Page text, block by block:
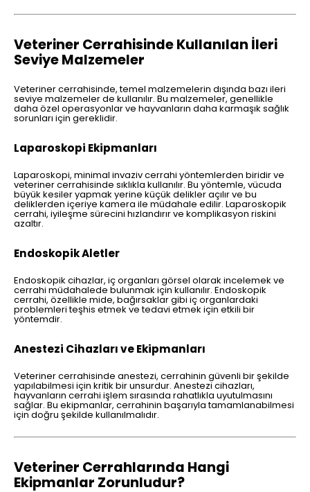
Veteriner Cerrahisinde Kullanılan İleri
Seviye Malzemeler
Veteriner cerrahisinde, temel malzemelerin dışında bazı ileri
seviye malzemeler de kullanılır. Bu malzemeler, genellikle
daha özel operasyonlar ve hayvanların daha karmaşık sağlık
sorunları için gereklidir.
Laparoskopi Ekipmanları
Laparoskopi, minimal invaziv cerrahi yöntemlerden biridir ve
veteriner cerrahisinde sıklıkla kullanılır. Bu yöntemle, vücuda
büyük kesiler yapmak yerine küçük delikler açılır ve bu
deliklerden içeriye kamera ile müdahale edilir. Laparoskopik
cerrahi, iyileşme sürecini hızlandırır ve komplikasyon riskini
azaltır.
Endoskopik Aletler
Endoskopik cihazlar, iç organları görsel olarak incelemek ve
cerrahi müdahalede bulunmak için kullanılır. Endoskopik
cerrahi, özellikle mide, bağırsaklar gibi iç organlardaki
problemleri teşhis etmek ve tedavi etmek için etkili bir
yöntemdir.
Anestezi Cihazları ve Ekipmanları
Veteriner cerrahisinde anestezi, cerrahinin güvenli bir şekilde
yapılabilmesi için kritik bir unsurdur. Anestezi cihazları,
hayvanların cerrahi işlem sırasında rahatlıkla uyutulmasını
sağlar. Bu ekipmanlar, cerrahinin başarıyla tamamlanabilmesi
için doğru şekilde kullanılmalıdır.
Veteriner Cerrahlarında Hangi
Ekipmanlar Zorunludur?